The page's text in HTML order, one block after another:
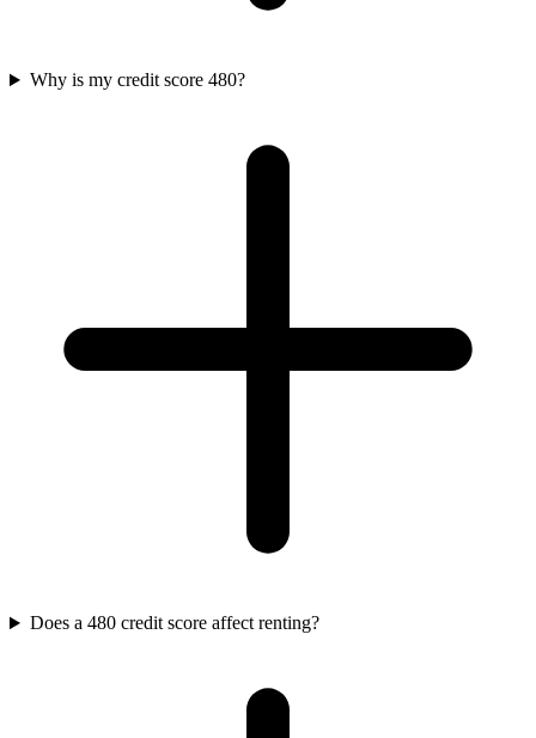
Why is my credit score 480?
Does a 480 credit score affect renting?